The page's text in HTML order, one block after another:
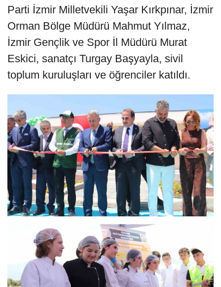
Parti İzmir Milletvekili Yaşar Kırkpınar, İzmir
Orman Bölge Müdürü Mahmut Yılmaz,
İzmir Gençlik ve Spor İl Müdürü Murat
Eskici, sanatçı Turgay Başyayla, sivil
toplum kuruluşları ve öğrenciler katıldı.